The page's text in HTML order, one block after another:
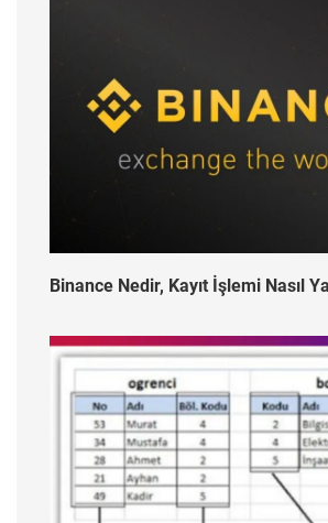
Binance Nedir, Kayıt İşlemi Nasıl